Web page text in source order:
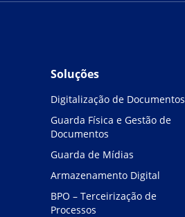
Soluções
Digitalização de Documentos
Guarda Física e Gestão de
Documentos
Guarda de Mídias
Armazenamento Digital
BPO – Terceirização de
Processos